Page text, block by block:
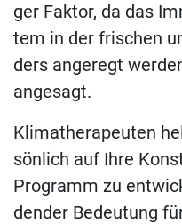
ger Fak­tor, da das
tem in der fri­schen
ders an­ge­regt
angesagt.
Kli­ma­the­ra­peu­ten
sön­lich auf Ihre
Pro­gramm zu
den­der Be­deu­tung